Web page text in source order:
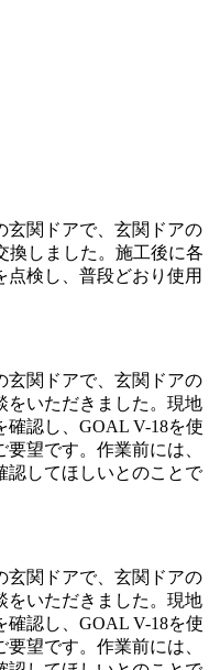
玄関ドアで、玄関ドアの
換しました。施工後に各
検し、普段どおり使用
玄関ドアで、玄関ドアの
をいただきました。現地
確認し、GOAL V-18を使
望です。作業前には、
認してほしいとのことで
玄関ドアで、玄関ドアの
をいただきました。現地
確認し、GOAL V-18を使
望です。作業前には、